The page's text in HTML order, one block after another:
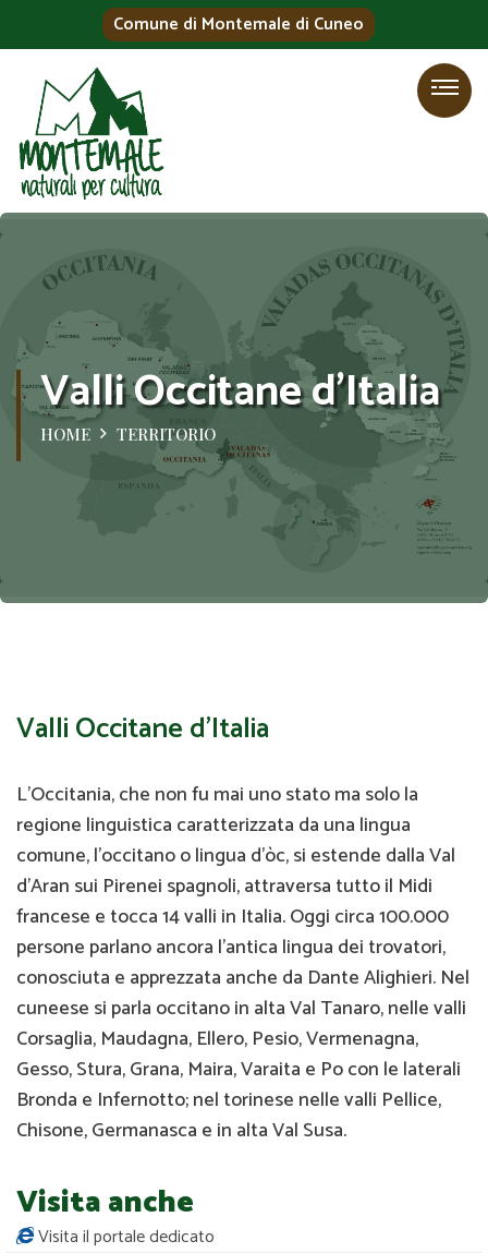
Comune di Montemale di Cuneo
Valli Occitane d'Italia
HOME TERRITORIO
Valli Occitane d'Italia
L’Occitania, che non fu mai uno stato ma solo la
regione linguistica caratterizzata da una lingua
comune, l’occitano o lingua d’òc, si estende dalla Val
d’Aran sui Pirenei spagnoli, attraversa tutto il Midi
francese e tocca 14 valli in Italia. Oggi circa 100.000
persone parlano ancora l’antica lingua dei trovatori,
conosciuta e apprezzata anche da Dante Alighieri. Nel
cuneese si parla occitano in alta Val Tanaro, nelle valli
Corsaglia, Maudagna, Ellero, Pesio, Vermenagna,
Gesso, Stura, Grana, Maira, Varaita e Po con le laterali
Bronda e Infernotto; nel torinese nelle valli Pellice,
Chisone, Germanasca e in alta Val Susa.
Visita anche
Visita il portale dedicato